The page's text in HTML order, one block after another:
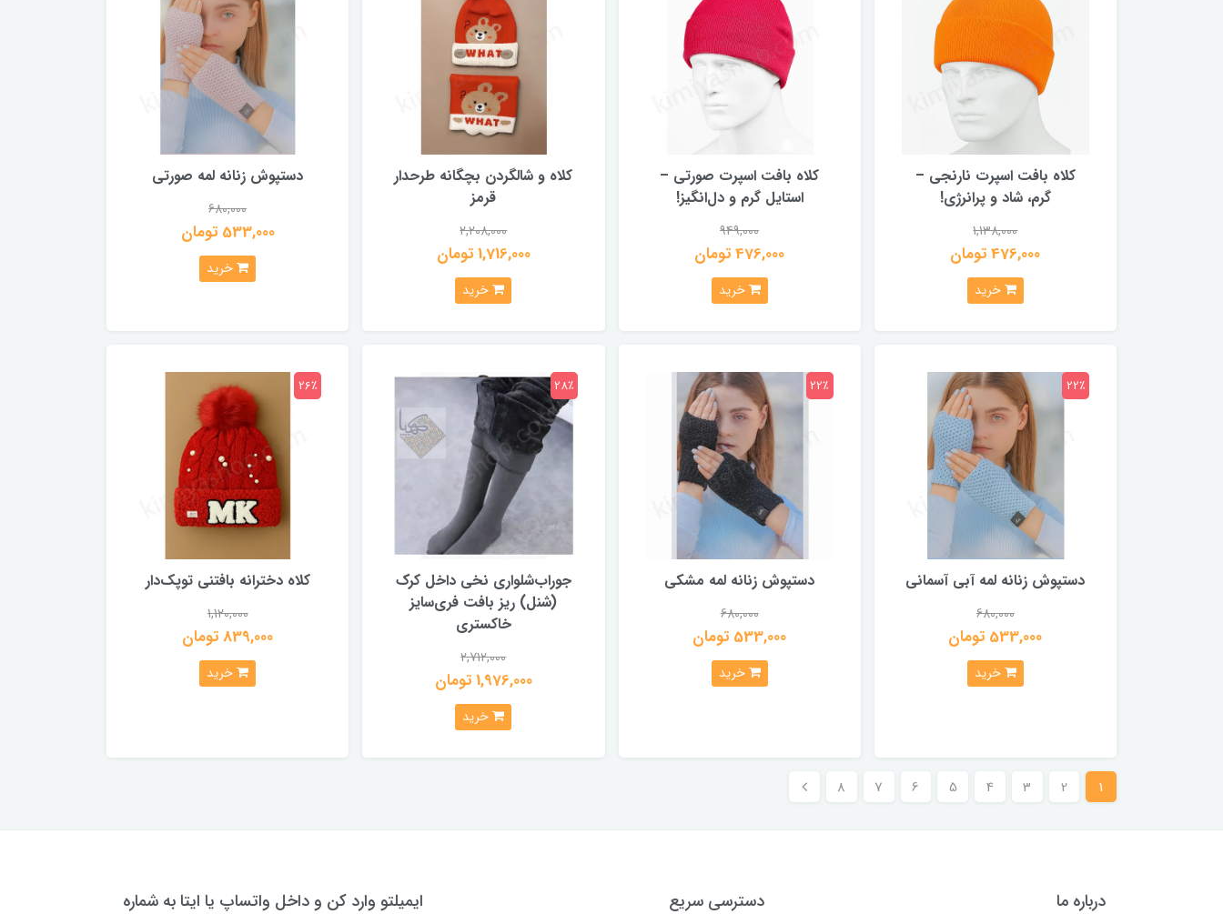
کلاه بافت اسپرت نارنجی –
گرم، شاد و پرانرژی!
1,138,000
476,000 تومان
خرید
کلاه بافت اسپرت صورتی –
استایل گرم و دل‌انگیز!
949,000
476,000 تومان
خرید
کلاه و شالگردن بچگانه طرحدار
قرمز
2,208,000
1,716,000 تومان
خرید
دستپوش زنانه لمه صورتی
680,000
533,000 تومان
خرید
دستپوش زنانه لمه آبی آسمانی
680,000
533,000 تومان
22٪
خرید
دستپوش زنانه لمه مشکی
680,000
533,000 تومان
22٪
خرید
جوراب‌شلواری نخی داخل کرک‌
(شنل) ریز بافت فری‌سایز
خاکستری
2,712,000
1,976,000 تومان
28٪
خرید
کلاه دخترانه بافتنی توپک‌دار
1,120,000
839,000 تومان
26٪
خرید
1
2
3
4
5
6
7
8
درباره ما دسترسی سریع
ایمیلتو وارد کن و داخل واتساپ یا ایتا به شماره